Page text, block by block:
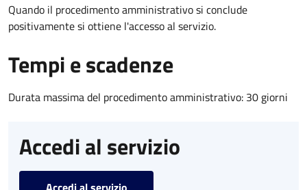
Quando il procedimento amministrativo si conclude
positivamente si ottiene l'accesso al servizio.
Tempi e scadenze
Durata massima del procedimento amministrativo: 30 giorni
Accedi al servizio